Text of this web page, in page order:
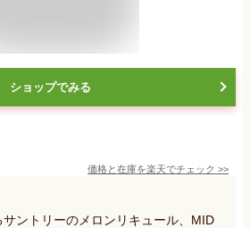
ショップでみる
価格と在庫を楽天でチェック >>
ントリーのメロンリキュール、MID